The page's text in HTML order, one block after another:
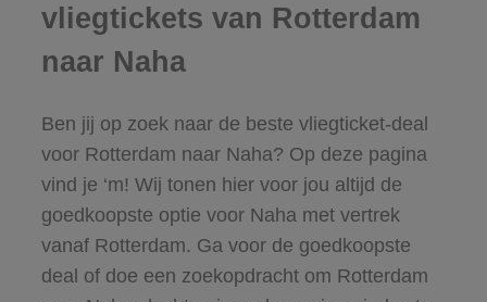
vliegtickets van Rotterdam
naar Naha
Ben jij op zoek naar de beste vliegticket-deal
voor Rotterdam naar Naha? Op deze pagina
vind je ‘m! Wij tonen hier voor jou altijd de
goedkoopste optie voor Naha met vertrek
vanaf Rotterdam. Ga voor de goedkoopste
deal of doe een zoekopdracht om Rotterdam